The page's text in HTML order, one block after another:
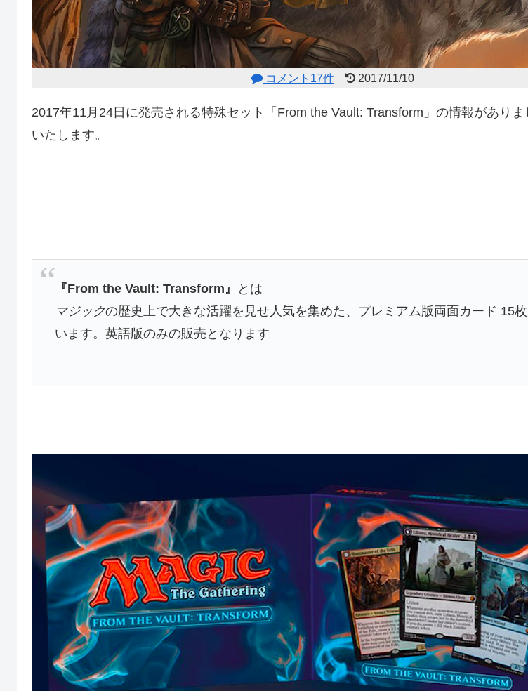
コメント17件 2017/11/10
2017年11月24日に発売される特殊セット「From the Vault: Transform」の情報があり
いたします。
『From the Vault: Transform』
とは
マジックの歴史上で大きな活躍を見せ人気を集めた、プレミアム版両面カード 15
います。英語版のみの販売となります